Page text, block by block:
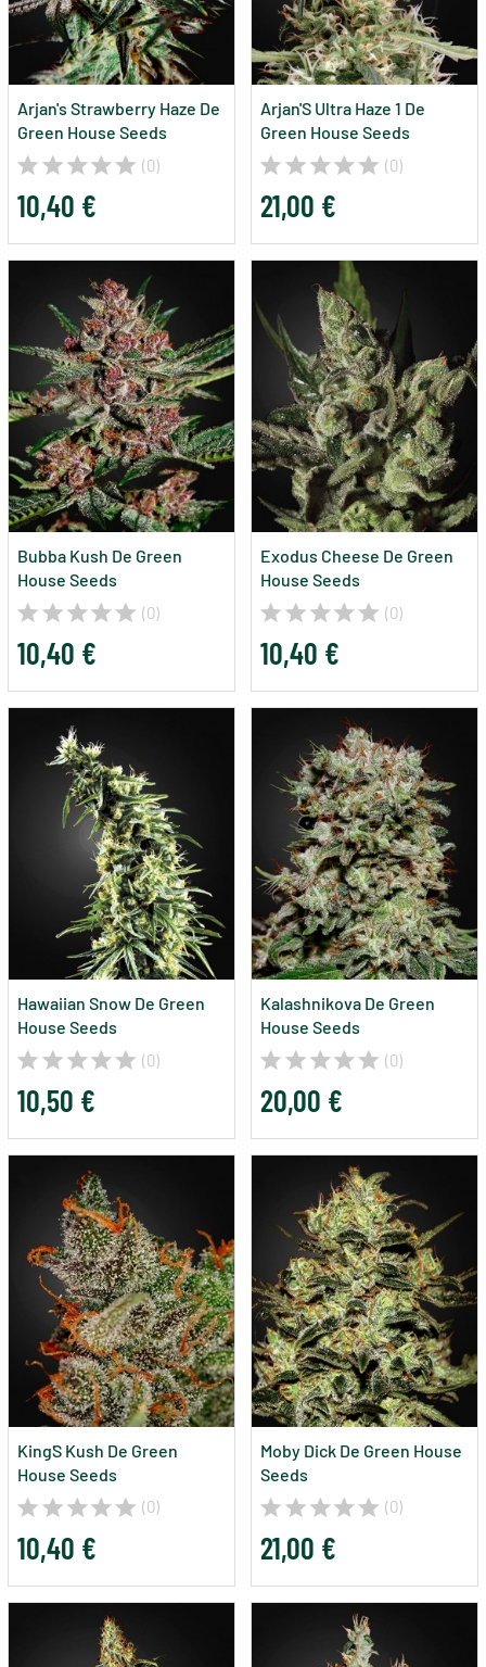
Arjan's Strawberry Haze De
Green House Seeds
(0)
10,40 €
Arjan'S Ultra Haze 1 De
Green House Seeds
(0)
21,00 €
Bubba Kush De Green
House Seeds
(0)
10,40 €
Exodus Cheese De Green
House Seeds
(0)
10,40 €
Hawaiian Snow De Green
House Seeds
(0)
10,50 €
Kalashnikova De Green
House Seeds
(0)
20,00 €
King´s Kush De Green
House Seeds
(0)
10,40 €
Moby Dick De Green House
Seeds
(0)
21,00 €